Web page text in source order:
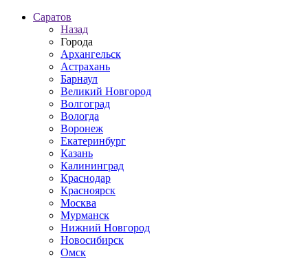
Саратов
Назад
Города
Архангельск
Астрахань
Барнаул
Великий Новгород
Волгоград
Вологда
Воронеж
Екатеринбург
Казань
Калининград
Краснодар
Красноярск
Москва
Мурманск
Нижний Новгород
Новосибирск
Омск